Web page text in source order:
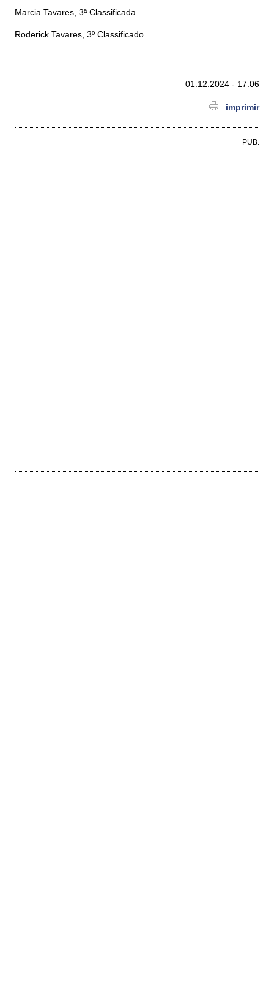
Marcia Tavares, 3ª Classificada
Roderick Tavares, 3º Classificado
01.12.2024 - 17:06
imprimir
PUB.